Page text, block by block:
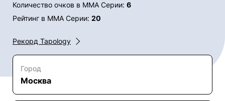
Количество очков в ММА Серии: 6
Рейтинг в ММА Серии: 20
Рекорд Tapology
Город
Москва